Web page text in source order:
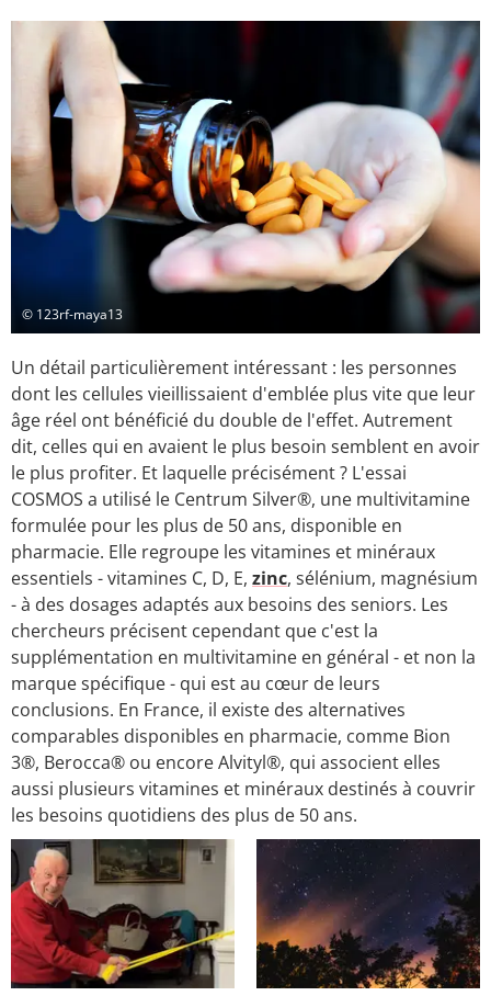
© 123rf-maya13
Un détail particulièrement intéressant : les personnes
dont les cellules vieillissaient d'emblée plus vite que leur
âge réel ont bénéficié du double de l'effet. Autrement
dit, celles qui en avaient le plus besoin semblent en avoir
le plus profiter. Et laquelle précisément ? L'essai
COSMOS a utilisé le Centrum Silver®, une multivitamine
formulée pour les plus de 50 ans, disponible en
pharmacie. Elle regroupe les vitamines et minéraux
essentiels - vitamines C, D, E, zinc, sélénium, magnésium
- à des dosages adaptés aux besoins des seniors. Les
chercheurs précisent cependant que c'est la
supplémentation en multivitamine en général - et non la
marque spécifique - qui est au cœur de leurs
conclusions. En France, il existe des alternatives
comparables disponibles en pharmacie, comme Bion
3®, Berocca® ou encore Alvityl®, qui associent elles
aussi plusieurs vitamines et minéraux destinés à couvrir
les besoins quotidiens des plus de 50 ans.